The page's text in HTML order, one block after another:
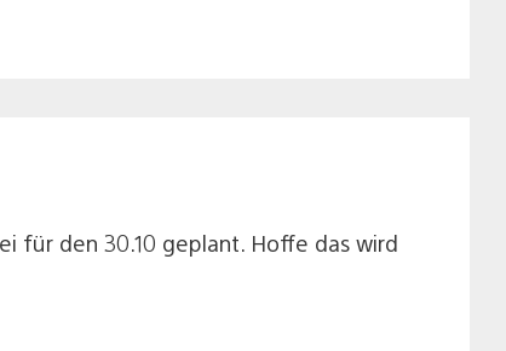
für den 30.10 geplant. Hoffe das wird